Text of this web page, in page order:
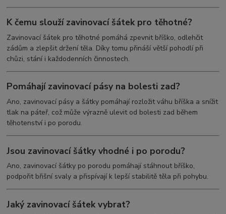
K čemu slouží zavinovací šátek pro těhotné?
Zavinovací šátek pro těhotné pomáhá zpevnit bříško, odlehčit
zádům a zlepšit držení těla. Díky tomu přináší větší pohodlí při
chůzi, stání i každodenních činnostech.
Pomáhají zavinovací pásy na bolesti zad?
Ano, zavinovací pásy a šátky pomáhají rozložit váhu bříška a snížit
tlak na páteř, což může výrazně ulevit od bolesti zad během
těhotenství i po porodu.
Jsou zavinovací šátky vhodné i po porodu?
Ano, zavinovací šátky po porodu pomáhají stáhnout bříško,
podpořit břišní svaly a přispívají k lepší stabilitě těla při pohybu.
Jaký zavinovací šátek vybrat?